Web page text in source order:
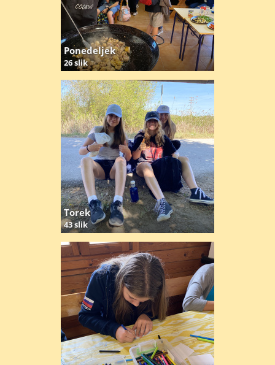
Ponedeljek
26 slik
Torek
43 slik